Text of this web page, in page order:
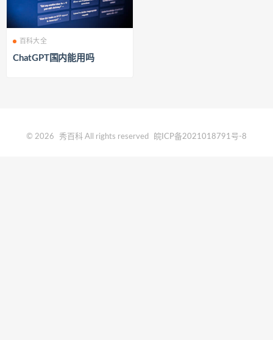
百科大全
ChatGPT国内能用吗
© 2026 秀百科 All rights reserved 皖ICP备2021018791号-8